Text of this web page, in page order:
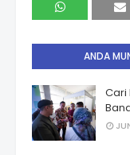
ANDA
Cari